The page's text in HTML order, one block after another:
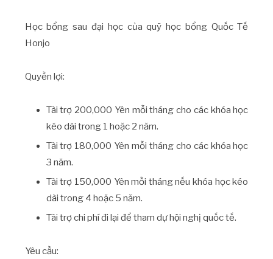
Học bổng sau đại học của quỹ học bổng Quốc Tế
Honjo
Quyền lợi:
Tài trợ 200,000 Yên mỗi tháng cho các khóa học
kéo dài trong 1 hoặc 2 năm.
Tài trợ 180,000 Yên mỗi tháng cho các khóa học
3 năm.
Tài trợ 150,000 Yên mỗi tháng nếu khóa học kéo
dài trong 4 hoặc 5 năm.
Tài trợ chi phí đi lại để tham dự hội nghị quốc tế.
Yêu cầu: